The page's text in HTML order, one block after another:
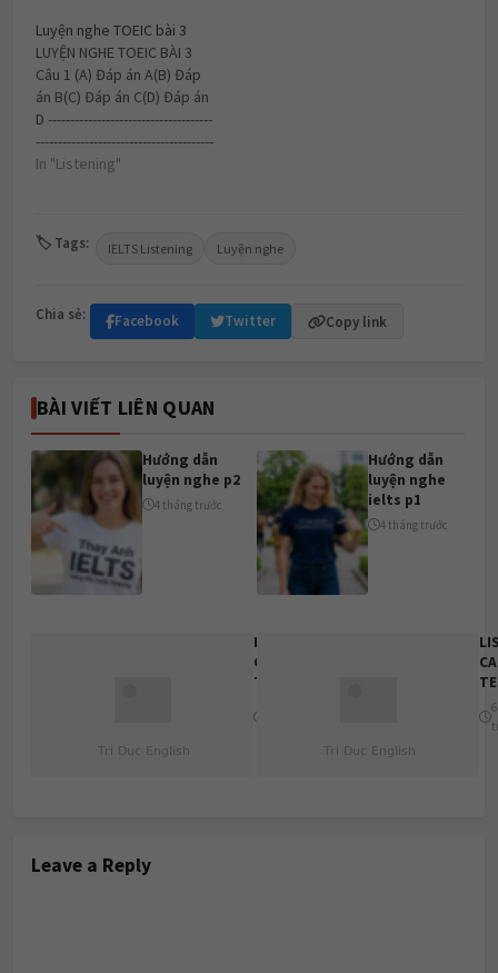
D--------------------------------------
----------------------------------------
Câu 3 (A) Đáp án A(B) Đáp
án B(C) Đáp án C(D) Đáp
án…
Luyện nghe TOEIC bài 3
LUYỆN NGHE TOEIC BÀI 3
Câu 1 (A) Đáp án A(B) Đáp
án B(C) Đáp án C(D) Đáp án
D -------------------------------------
----------------------------------------
- Câu 2 (A) Đáp án A(B) Đáp
----------------------------------------
Câu 3 (A) Đáp án A(B) Đáp
In "Listening"
🏷 Tags: IELTS Listening Luyện nghe
Chia sẻ: Facebook Twitter Copy link
BÀI VIẾT LIÊN QUAN
Hướng dẫn
luyện nghe p2
4 tháng trước
Hướng dẫn
luyện nghe
ielts p1
4 tháng trước
LISTENING
CAM 19
TEST 4
Leave a Reply